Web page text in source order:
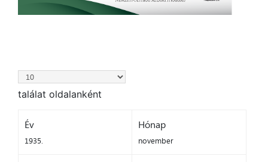
találat oldalanként
Év
1935.
Hónap
november